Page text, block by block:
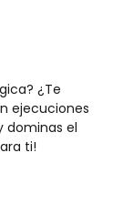
¿Te
ejecuciones
dominas el
ti!